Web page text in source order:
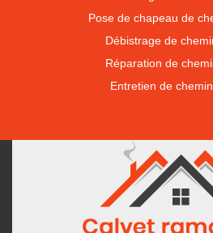
Pose de chapeau de
Débistrage de
Réparation de
Entretien de